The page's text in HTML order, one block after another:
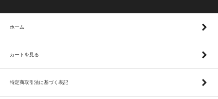
ホーム
カートを見る
特定商取引法に基づく表記